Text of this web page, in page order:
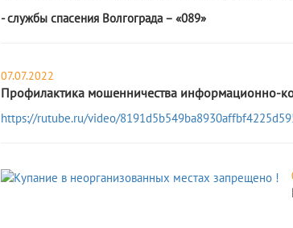
- службы спасения Волгограда – «089»
07.07.2022
Профилактика мошенничества информационно-
https://rutube.ru/video/